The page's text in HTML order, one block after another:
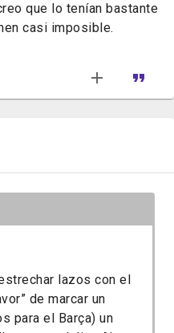
que lo tenían bastante
casi imposible.
lazos con el
de marcar un
para el Barça) un